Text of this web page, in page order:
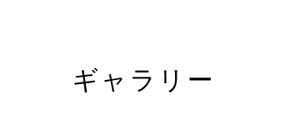
ギャラリー